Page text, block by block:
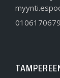
0106170679